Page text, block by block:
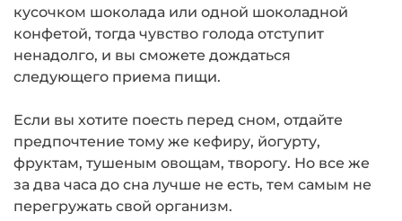
кусочком шоколада или одной шоколадной
конфетой, тогда чувство голода отступит
ненадолго, и вы сможете дождаться
следующего приема пищи.
Если вы хотите поесть перед сном, отдайте
предпочтение тому же кефиру, йогурту,
фруктам, тушеным овощам, творогу. Но все же
за два часа до сна лучше не есть, тем самым не
перегружать свой организм.